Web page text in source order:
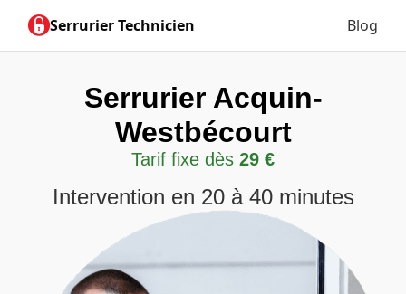
Serrurier Technicien Blog
Serrurier Acquin-
Westbécourt
Tarif fixe dès 29 €
Intervention en 20 à 40 minutes